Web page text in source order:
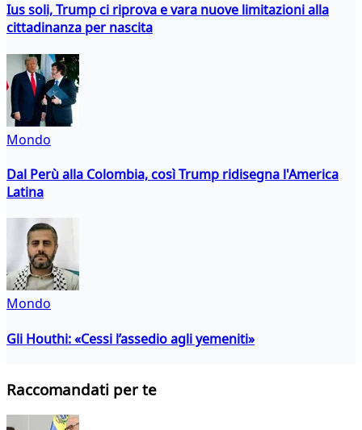
Ius soli, Trump ci riprova e vara nuove limitazioni alla
cittadinanza per nascita
Mondo
Dal Perù alla Colombia, così Trump ridisegna l'America
Latina
Mondo
Gli Houthi: «Cessi l’assedio agli yemeniti»
Raccomandati per te